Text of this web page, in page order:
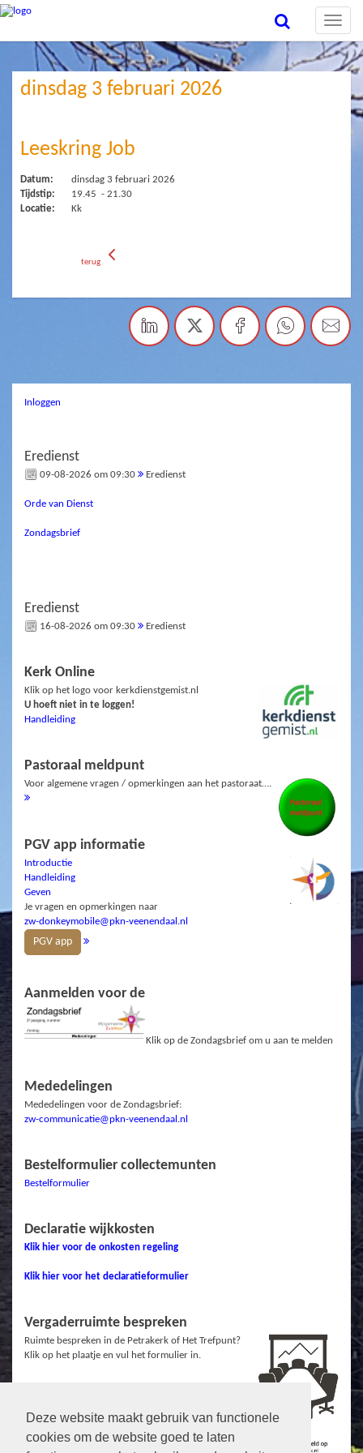
Deze website maakt gebruik van functionele
cookies om de website goed te laten
Toggle
dinsdag 3 februari 2026
Leeskring Job
Datum:
dinsdag 3 februari 2026
Tijdstip:
19.45 - 21.30
Locatie:
Kk
terug
Inloggen
Eredienst
09-08-2026 om 09:30 Eredienst
Orde van Dienst
Zondagsbrief
Eredienst
16-08-2026 om 09:30 Eredienst
Kerk Online
Klik op het logo voor kerkdienstgemist.nl
U hoeft niet in te loggen!
Handleiding
Pastoraal meldpunt
Voor algemene vragen / opmerkingen aan het pastoraat….
PGV app informatie
Introductie
Handleiding
Geven
Je vragen en opmerkingen naar
zw-donkeymobile@pkn-veenendaal.nl
PGV app
Aanmelden voor de
Klik op de Zondagsbrief om u aan te melden
Mededelingen
Mededelingen voor de Zondagsbrief:
zw-communicatie@pkn-veenendaal.nl
Bestelformulier collectemunten
Bestelformulier
Declaratie wijkkosten
Klik hier voor de onkosten regeling
Klik hier voor het declaratieformulier
Vergaderruimte bespreken
Ruimte bespreken in de Petrakerk of Het Trefpunt?
Klik op het plaatje en vul het formulier in.
Links
Protestantse Gemeente Veenendaal